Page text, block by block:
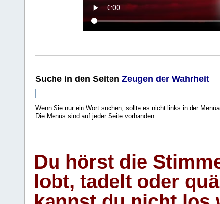
Suche in den Seiten Zeugen der Wahrheit
Wenn Sie nur ein Wort suchen, sollte es nicht links in der
Die Menüs sind auf jeder Seite vorhanden..
Du hörst die
lobt, tadelt oder